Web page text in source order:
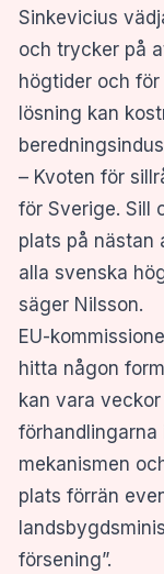
Sinkevicius
och trycker på
högtider och
lösning kan
– Kvoten för
för Sverige. Sill
plats på nästan
alla svenska
säger Nilsson.
EU-
hitta någon
kan vara
förhandlingarna
mekanismen
plats förrän
försening”.